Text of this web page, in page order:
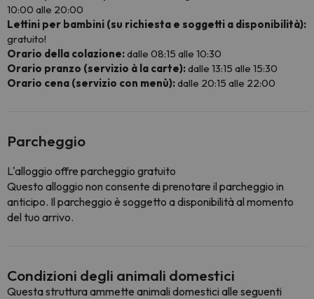
10:00 alle 20:00
Lettini per bambini (su richiesta e soggetti a disponibilità):
gratuito!
Orario della colazione:dalle 08:15 alle 10:30
Orario pranzo (servizio à la carte):dalle 13:15 alle 15:30
Orario cena (servizio con menù):dalle 20:15 alle 22:00
Parcheggio
L'alloggio offre parcheggio gratuito
Questo alloggio non consente di prenotare il parcheggio in
anticipo. Il parcheggio è soggetto a disponibilità al momento
del tuo arrivo.
Condizioni degli animali domestici
Questa struttura ammette animali domestici alle seguenti